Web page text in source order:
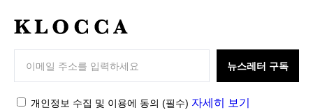
K
C
C
뉴스레터 구독
개인정보 수집 및 이용에 동의 (필수) 자세히 보기